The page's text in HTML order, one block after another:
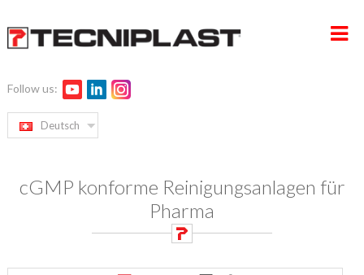
HOME
PRODUKTE
SERVICE UND PROJEKTMANAGEMENT
Follow us:
Deutsch
cGMP konforme Reinigungsanlagen für
Pharma